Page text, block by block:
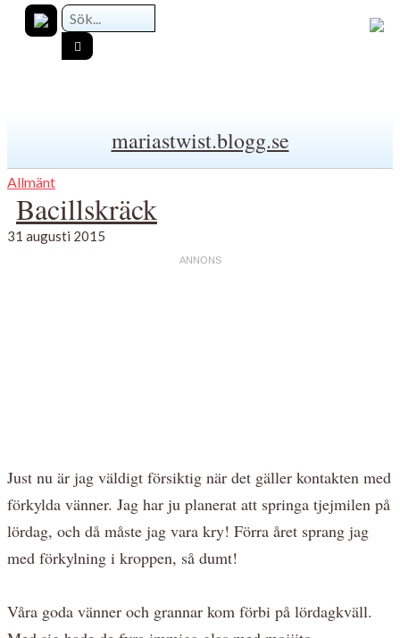
mariastwist.blogg.se
Allmänt
Bacillskräck
31 augusti 2015
Just nu är jag väldigt försiktig när det gäller kontakten med
förkylda vänner. Jag har ju planerat att springa tjejmilen på
lördag, och då måste jag vara kry! Förra året sprang jag
med förkylning i kroppen, så dumt!
Våra goda vänner och grannar kom förbi på lördagkväll.